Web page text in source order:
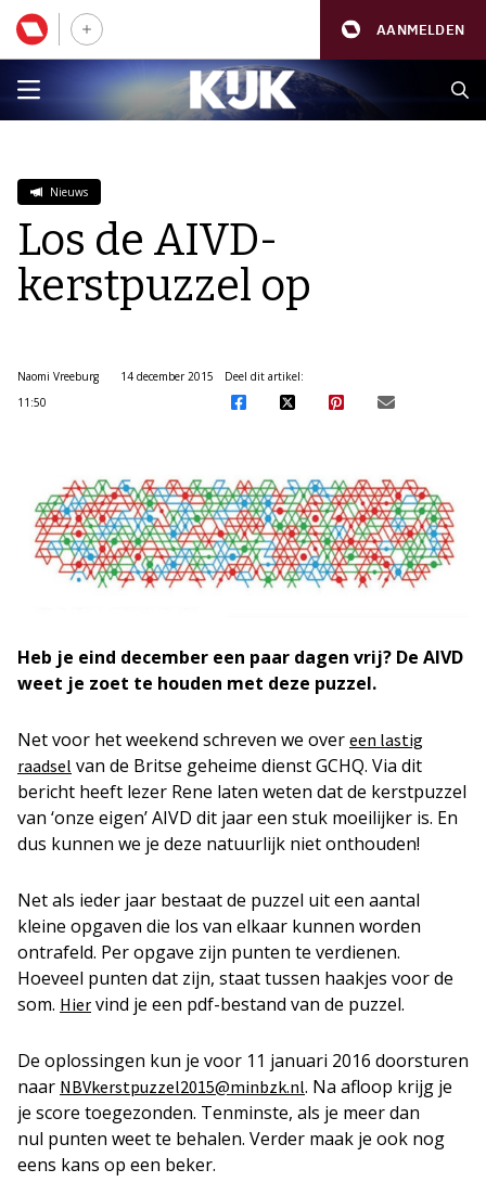
AANMELDEN
Nieuws
Los de AIVD-
kerstpuzzel op
Naomi Vreeburg
14 december 2015
11:50
Deel dit artikel:
Heb je eind december een paar dagen vrij? De AIVD
weet je zoet te houden met deze puzzel.
Net voor het weekend schreven we over een lastig
raadsel van de Britse geheime dienst GCHQ. Via dit
bericht heeft lezer Rene laten weten dat de kerstpuzzel
van ‘onze eigen’ AIVD dit jaar een stuk moeilijker is. En
dus kunnen we je deze natuurlijk niet onthouden!
Net als ieder jaar bestaat de puzzel uit een aantal
kleine opgaven die los van elkaar kunnen worden
ontrafeld. Per opgave zijn punten te verdienen.
Hoeveel punten dat zijn, staat tussen haakjes voor de
som. Hier vind je een pdf-bestand van de puzzel.
De oplossingen kun je voor 11 januari 2016 doorsturen
naar NBVkerstpuzzel2015@minbzk.nl. Na afloop krijg je
je score toegezonden. Tenminste, als je meer dan
nul punten weet te behalen. Verder maak je ook nog
eens kans op een beker.